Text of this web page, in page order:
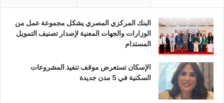
البنك المركزي المصري يشكل مجموعة عمل من
الوزارات والجهات المعنية لإصدار تصنيف التمويل
المستدام
الإسكان تستعرض موقف تنفيذ المشروعات
السكنية في 5 مدن جديدة